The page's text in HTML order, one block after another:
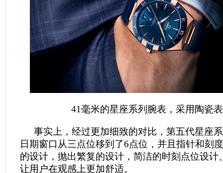
41毫米的星座系列腕表，采用陶瓷
事实上，经过更加细致的对比，第五代星座
日期窗口从三点位移到了6点位，并且指针和刻
的设计，抛出繁复的设计，简洁的时刻点位设计
让用户在观感上更加舒适。